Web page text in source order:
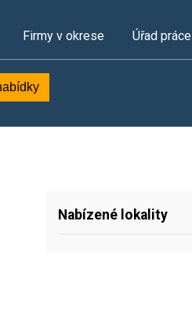
Firmy v okrese Úřad práce
Nabízené lokality